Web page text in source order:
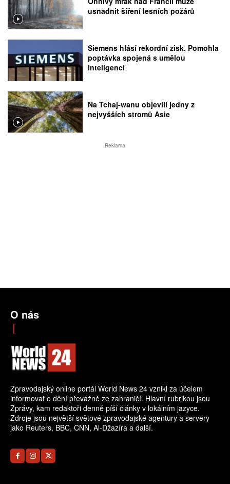
usnadnit šíření lesních požárů
Siemens hlásí rekordní zisk. Pomohla
poptávka spojená s umělou
inteligencí
Na Tchaj-wanu objevili jedny z
nejvyšších stromů Asie
Reklama
O nás
Zpravodajský online portál World News 24 vznikl za účelem
informovat o dění převážně ze zahraničí. Hlavní rubrikou jsou
Zprávy, kam redaktoři denně píší články v lokálním jazyce.
Zdroje jsou největší světové zpravodajské agentury a servery
jako Reuters, BBC, CNN, Al-Džazíra a další.